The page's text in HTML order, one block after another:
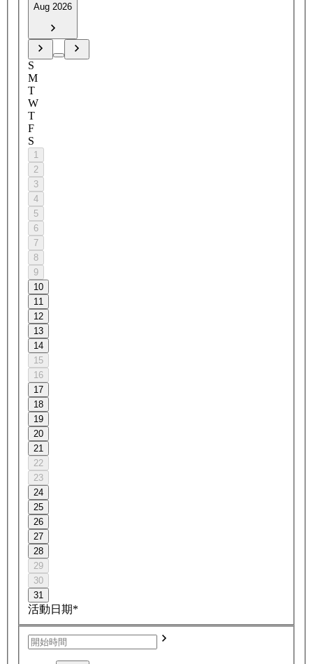
Aug 2026
S
M
T
W
T
F
S
1
2
3
4
5
6
7
8
9
10
11
12
13
14
15
16
17
18
19
20
21
22
23
24
25
26
27
28
29
30
31
活動日期*